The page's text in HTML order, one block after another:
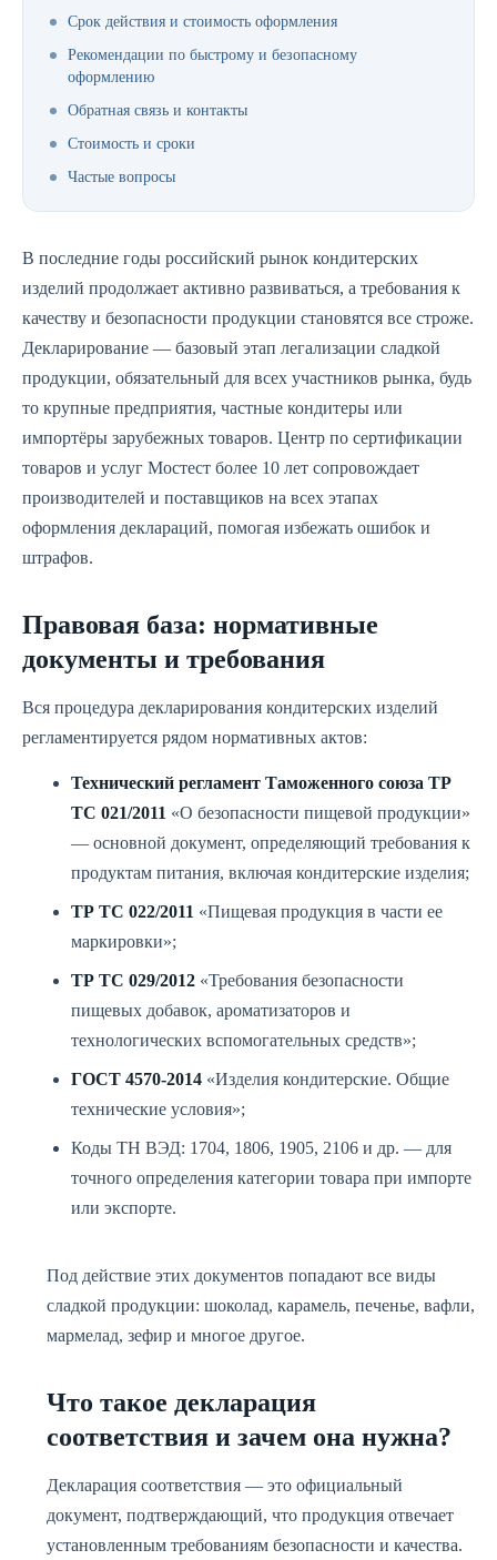
Срок действия и стоимость оформления
Рекомендации по быстрому и безопасному
оформлению
Обратная связь и контакты
Стоимость и сроки
Частые вопросы
В последние годы российский рынок кондитерских
изделий продолжает активно развиваться, а требования к
качеству и безопасности продукции становятся все строже.
Декларирование — базовый этап легализации сладкой
продукции, обязательный для всех участников рынка, будь
то крупные предприятия, частные кондитеры или
импортёры зарубежных товаров. Центр по сертификации
товаров и услуг Мостест более 10 лет сопровождает
производителей и поставщиков на всех этапах
оформления деклараций, помогая избежать ошибок и
штрафов.
Правовая база: нормативные
документы и требования
Вся процедура декларирования кондитерских изделий
регламентируется рядом нормативных актов:
Технический регламент Таможенного союза ТР
ТС 021/2011 «О безопасности пищевой продукции»
— основной документ, определяющий требования к
продуктам питания, включая кондитерские изделия;
ТР ТС 022/2011 «Пищевая продукция в части ее
маркировки»;
ТР ТС 029/2012 «Требования безопасности
пищевых добавок, ароматизаторов и
технологических вспомогательных средств»;
ГОСТ 4570-2014 «Изделия кондитерские. Общие
технические условия»;
Коды ТН ВЭД: 1704, 1806, 1905, 2106 и др. — для
точного определения категории товара при импорте
или экспорте.
Под действие этих документов попадают все виды
сладкой продукции: шоколад, карамель, печенье, вафли,
мармелад, зефир и многое другое.
Что такое декларация
соответствия и зачем она нужна?
Декларация соответствия — это официальный
документ, подтверждающий, что продукция отвечает
установленным требованиям безопасности и качества.